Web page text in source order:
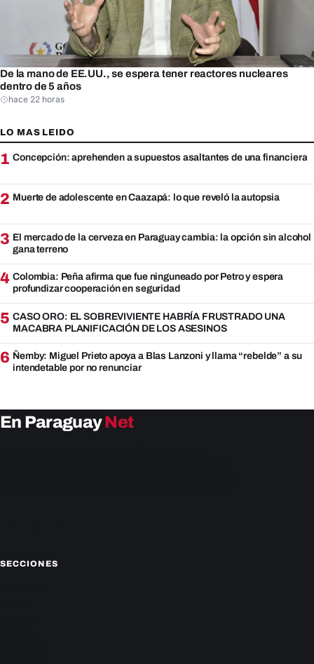
De la mano de EE.UU., se espera tener reactores nucleares
dentro de 5 años
hace 22 horas
LO MAS LEIDO
1 Concepción: aprehenden a supuestos asaltantes de una financiera
2 Muerte de adolescente en Caazapá: lo que reveló la autopsia
3 El mercado de la cerveza en Paraguay cambia: la opción sin alcohol
gana terreno
4 Colombia: Peña afirma que fue ninguneado por Petro y espera
profundizar cooperación en seguridad
5 CASO ORO: EL SOBREVIVIENTE HABRÍA FRUSTRADO UNA
MACABRA PLANIFICACIÓN DE LOS ASESINOS
6 Ñemby: Miguel Prieto apoya a Blas Lanzoni y llama “rebelde” a su
intendetable por no renunciar
En ParaguayNet
SECCIONES